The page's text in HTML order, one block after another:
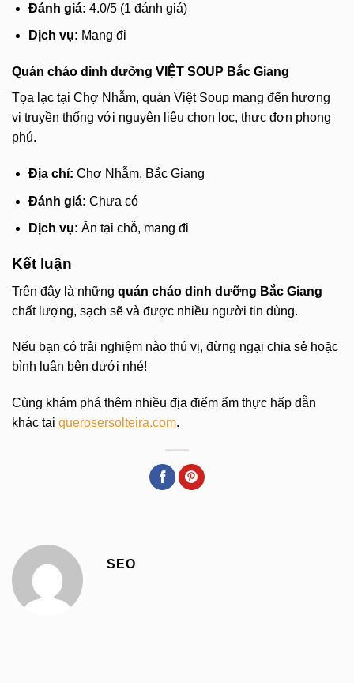
Đánh giá: 4.0/5 (1 đánh giá)
Dịch vụ: Mang đi
Quán cháo dinh dưỡng VIỆT SOUP Bắc Giang
Tọa lạc tại Chợ Nhẫm, quán Việt Soup mang đến hương
vị truyền thống với nguyên liệu chọn lọc, thực đơn phong
phú.
Địa chỉ: Chợ Nhẫm, Bắc Giang
Đánh giá: Chưa có
Dịch vụ: Ăn tại chỗ, mang đi
Kết luận
Trên đây là những quán cháo dinh dưỡng Bắc Giang
chất lượng, sạch sẽ và được nhiều người tin dùng.
Nếu bạn có trải nghiệm nào thú vị, đừng ngại chia sẻ hoặc
bình luận bên dưới nhé!
Cùng khám phá thêm nhiều địa điểm ẩm thực hấp dẫn
khác tại querosersolteira.com.
SEO